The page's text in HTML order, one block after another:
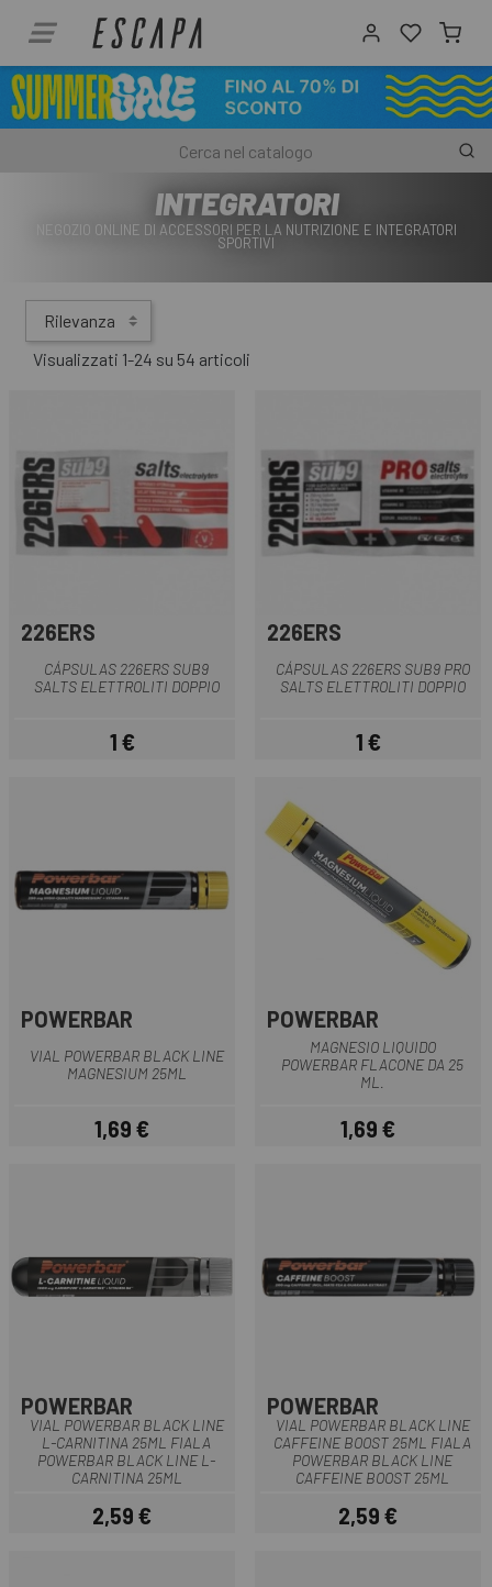
INTEGRATORI
NEGOZIO ONLINE DI ACCESSORI PER LA NUTRIZIONE E INTEGRATORI
SPORTIVI
Rilevanza
Visualizzati 1-24 su 54 articoli
226ERS
CÁPSULAS 226ERS SUB9
SALTS ELETTROLITI DOPPIO
Prezzo
1 €
226ERS
CÁPSULAS 226ERS SUB9 PRO
SALTS ELETTROLITI DOPPIO
Prezzo
1 €
POWERBAR
VIAL POWERBAR BLACK LINE
MAGNESIUM 25ML
Prezzo
1,69 €
POWERBAR
MAGNESIO LIQUIDO
POWERBAR FLACONE DA 25
ML.
Prezzo
1,69 €
POWERBAR
VIAL POWERBAR BLACK LINE
L-CARNITINA 25ML FIALA
POWERBAR BLACK LINE L-
CARNITINA 25ML
Prezzo
2,59 €
POWERBAR
VIAL POWERBAR BLACK LINE
CAFFEINE BOOST 25ML FIALA
POWERBAR BLACK LINE
CAFFEINE BOOST 25ML
Prezzo
2,59 €